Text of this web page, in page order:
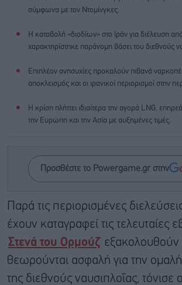
σύμφωνα με τον Ντομίνγκες.
Η καταβολή «διοδίων» στο Ιράν για διέλευση
χαρακτηρίστηκε παράνομη βάσει του διεθνούς
Επιπλέον ανησυχίες προκαλούν πιθανά
αποκλεισμός και οι ιρανικοί περιορισμοί στην
Η κρίση πλήττει ιδιαίτερα την αγορά LNG,
την Ευρώπη και την Ασία με αυξημένες τιμές.
Προσθέστε το Powergame.gr στην
Παρά τις περιορισμένες
έχουν καταγραφεί τις τελευταίες
Στενά του Ορμούζ εξακολουθούν
θεωρούνται ασφαλή για την
της διεθνούς ναυσιπλοΐας, τόνισε